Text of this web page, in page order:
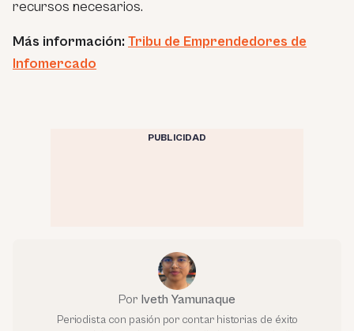
recursos necesarios.
Más información: Tribu de Emprendedores de
Infomercado
PUBLICIDAD
Por Iveth Yamunaque
Periodista con pasión por contar historias de éxito